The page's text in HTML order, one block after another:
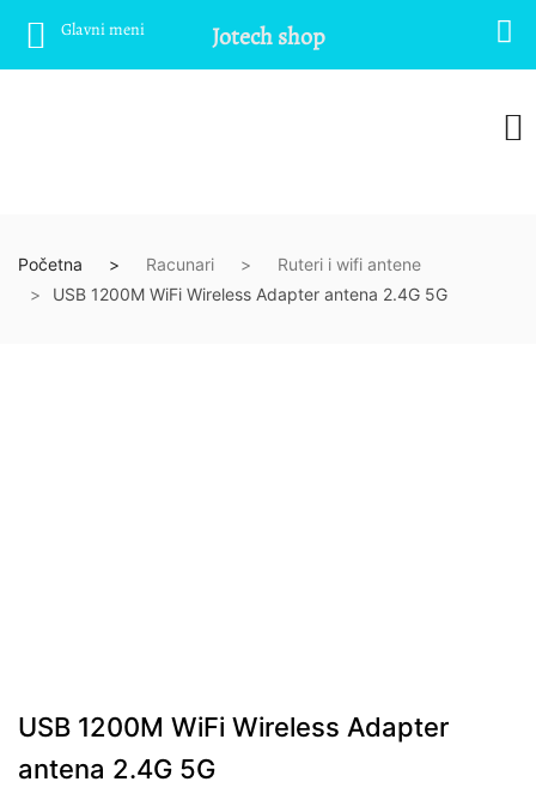
Početna Racunari
Ruteri i wifi antene
USB 1200M WiFi Wireless Adapter antena 2.4G 5G
USB 1200M WiFi Wireless Adapter
antena 2.4G 5G
Glavni meni Jotech shop